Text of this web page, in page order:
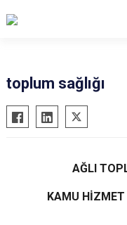
Abana
Ağlı
toplum sağlığı
AĞLI
KAMU